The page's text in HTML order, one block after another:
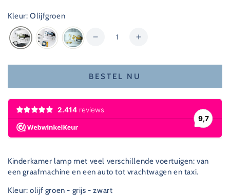
Kleur: Olijfgroen
Hoeveelheid
Hoeveelheid
voor
Jongenskamer
-
olijf
Verhoog
hoeveelheid
voor
-
groen
BESTEL NU
Kinderkamer lamp met veel verschillende voertuigen: van
een graafmachine en een auto tot vrachtwagen en taxi.
Kleur: olijf groen - grijs - zwart